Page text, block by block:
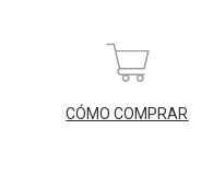
CÓMO COMPRAR